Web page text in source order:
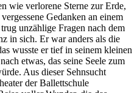
wie verlorene Sterne zur Erde,
Gedanken an einem
unzählige Fragen nach dem
in sich. Er war anders als die
wusste er tief in seinem kleinen
etwas, das seine Seele zum
Aus dieser Sehnsucht
der Ballettschule